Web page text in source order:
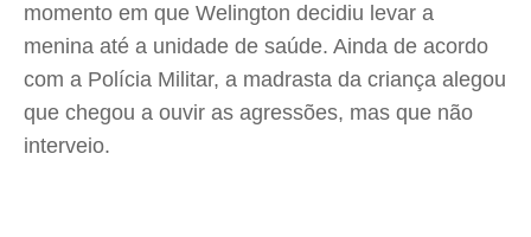
momento em que Welington decidiu levar a
menina até a unidade de saúde. Ainda de acordo
com a Polícia Militar, a madrasta da criança alegou
que chegou a ouvir as agressões, mas que não
interveio.